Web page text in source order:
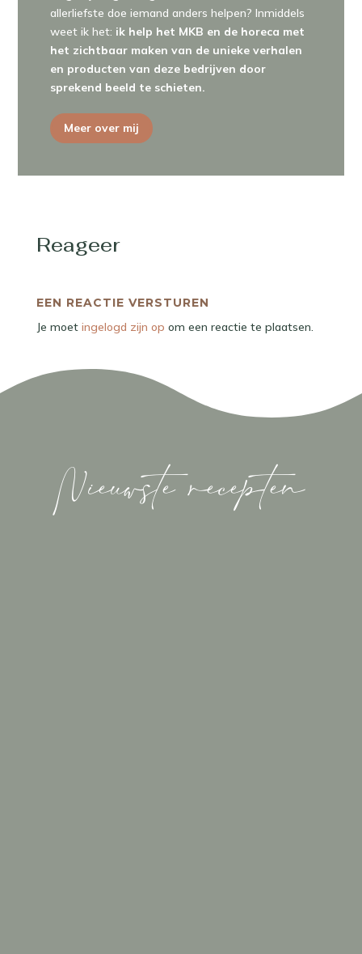
allerliefste doe iemand anders helpen? Inmiddels
weet ik het: ik help het MKB en de horeca met
het zichtbaar maken van de unieke verhalen
en producten van deze bedrijven door
sprekend beeld te schieten.
Meer over mij
Reageer
EEN REACTIE VERSTUREN
Je moet ingelogd zijn op om een reactie te plaatsen.
Nieuwste recepten